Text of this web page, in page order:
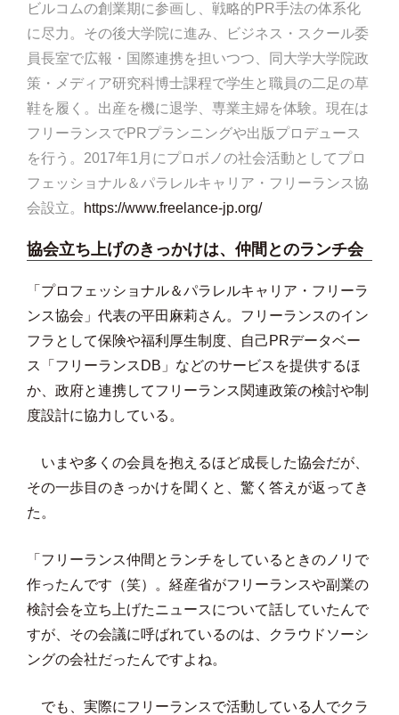
ビルコムの創業期に参画し、戦略的PR手法の体系化
に尽力。その後大学院に進み、ビジネス・スクール委
員長室で広報・国際連携を担いつつ、同大学大学院政
策・メディア研究科博士課程で学生と職員の二足の草
鞋を履く。出産を機に退学、専業主婦を体験。現在は
フリーランスでPRプランニングや出版プロデュース
を行う。2017年1月にプロボノの社会活動としてプロ
フェッショナル＆パラレルキャリア・フリーランス協
会設立。
https://www.freelance-jp.org/
協会立ち上げのきっかけは、仲間とのランチ会
「プロフェッショナル＆パラレルキャリア・フリーラ
ンス協会」代表の平田麻莉さん。フリーランスのイン
フラとして保険や福利厚生制度、自己PRデータベー
ス「フリーランスDB」などのサービスを提供するほ
か、政府と連携してフリーランス関連政策の検討や制
度設計に協力している。
いまや多くの会員を抱えるほど成長した協会だが、
その一歩目のきっかけを聞くと、驚く答えが返ってき
た。
「フリーランス仲間とランチをしているときのノリで
作ったんです（笑）。経産省がフリーランスや副業の
検討会を立ち上げたニュースについて話していたんで
すが、その会議に呼ばれているのは、クラウドソーシ
ングの会社だったんですよね。
でも、実際にフリーランスで活動している人でクラ